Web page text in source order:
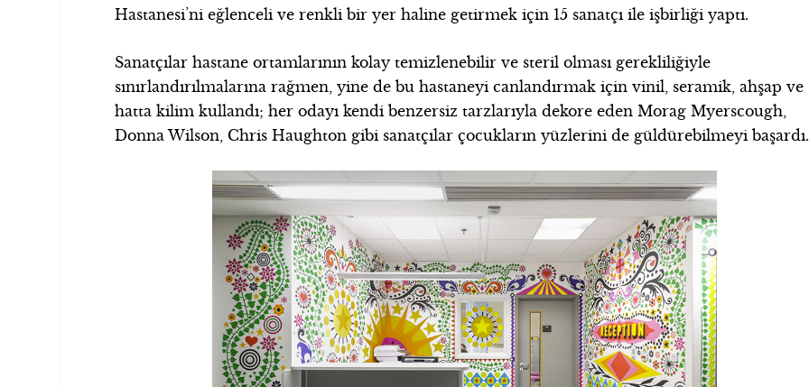
Hastanesi’ni eğlenceli ve renkli bir yer haline getirmek için 15 sanatçı ile işbirliği yaptı.
Sanatçılar hastane ortamlarının kolay temizlenebilir ve steril olması gerekliliğiyle
sınırlandırılmalarına rağmen, yine de bu hastaneyi canlandırmak için vinil, seramik, ahşap ve
hatta kilim kullandı; her odayı kendi benzersiz tarzlarıyla dekore eden Morag Myerscough,
Donna Wilson, Chris Haughton gibi sanatçılar çocukların yüzlerini de güldürebilmeyi başardı.